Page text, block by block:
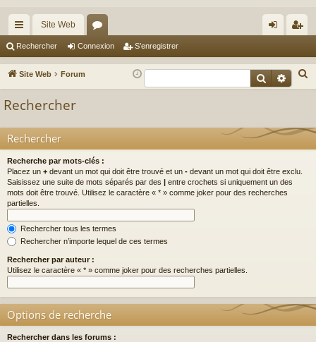
cc
ès
ra
pi
de
Site Web
or
u
m
ne
xi
nr
eg
re
r
Rechercher Connexion S’enregistrer
Site Web Forum
e
e
r
Rechercher
Rechercher
Recherche par mots-clés :
Placez un + devant un mot qui doit être trouvé et un - devant un mot qui doit être exclu.
Saisissez une suite de mots séparés par des | entre crochets si uniquement un des
mots doit être trouvé. Utilisez le caractère « * » comme joker pour des recherches
partielles.
Rechercher tous les termes
Rechercher n’importe lequel de ces termes
Rechercher par auteur :
Utilisez le caractère « * » comme joker pour des recherches partielles.
Options de recherche
Rechercher dans les forums :